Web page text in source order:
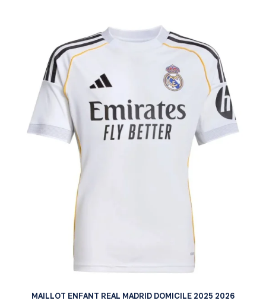
MAILLOT ENFANT REAL MADRID DOMICILE 2025 2026